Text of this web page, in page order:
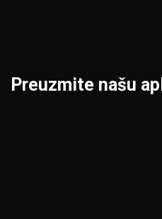
Preuzmite našu